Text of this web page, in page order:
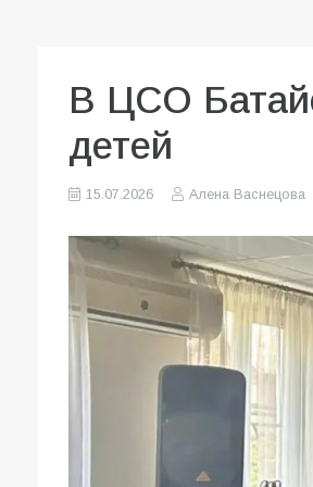
В ЦСО
детей
15.07.2026 Алена Васнецова